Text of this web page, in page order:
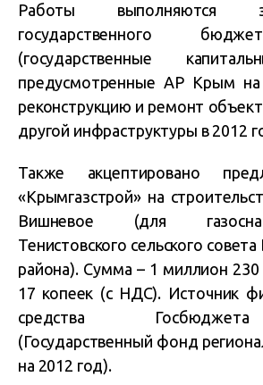
Работы выполняются
государственного
(государственные
предусмотренные АР Крым на
реконструкцию и ремонт
другой инфраструктуры в 2012
Также акцептировано
«Крымгазстрой» на
Вишневое (для
Тенистовского сельского совета
района). Сумма – 1 миллион 230
17 копеек (с НДС). Источник
средства
(Государственный фонд
на 2012 год).